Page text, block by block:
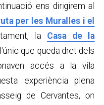
ens dirigirem al
per les Muralles i el
la Casa de la
que queda dret dels
accés a la vila
experiència plena
de Cervantes, on